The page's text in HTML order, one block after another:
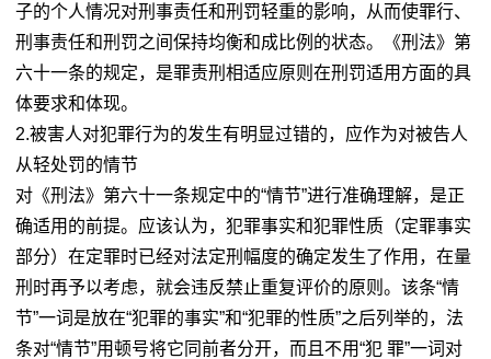
子的个人情况对刑事责任和刑罚轻重的影响，从而使罪行、
刑事责任和刑罚之间保持均衡和成比例的状态。《刑法》第
六十一条的规定，是罪责刑相适应原则在刑罚适用方面的具
体要求和体现。
2.被害人对犯罪行为的发生有明显过错的，应作为对被告人
从轻处罚的情节
对《刑法》第六十一条规定中的“情节”进行准确理解，是正
确适用的前提。应该认为，犯罪事实和犯罪性质（定罪事实
部分）在定罪时已经对法定刑幅度的确定发生了作用，在量
刑时再予以考虑，就会违反禁止重复评价的原则。该条“情
节”一词是放在“犯罪的事实”和“犯罪的性质”之后列举的，法
条对“情节”用顿号将它同前者分开，而且不用“犯 罪”一词对